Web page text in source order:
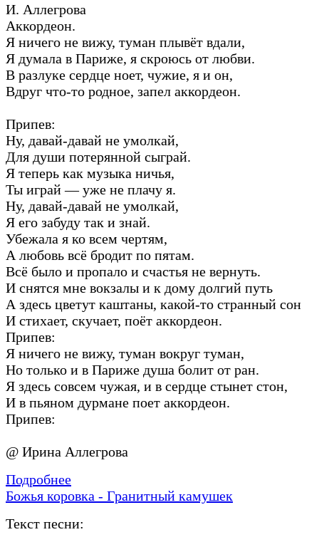
И. Аллегрова
Аккордеон.
Я ничего не вижу, туман плывёт вдали,
Я думала в Париже, я скроюсь от любви.
В разлуке сердце ноет, чужие, я и он,
Вдруг что-то родное, запел аккордеон.
Припев:
Ну, давай-давай не умолкай,
Для души потерянной сыграй.
Я теперь как музыка ничья,
Ты играй — уже не плачу я.
Ну, давай-давай не умолкай,
Я его забуду так и знай.
Убежала я ко всем чертям,
А любовь всё бродит по пятам.
Всё было и пропало и счастья не вернуть.
И снятся мне вокзалы и к дому долгий путь
А здесь цветут каштаны, какой-то странный сон
И стихает, скучает, поёт аккордеон.
Припев:
Я ничего не вижу, туман вокруг туман,
Но только и в Париже душа болит от ран.
Я здесь совсем чужая, и в сердце стынет стон,
И в пьяном дурмане поет аккордеон.
Припев:
@ Ирина Аллегрова
Подробнее
Божья коровка - Гранитный камушек
Текст песни: